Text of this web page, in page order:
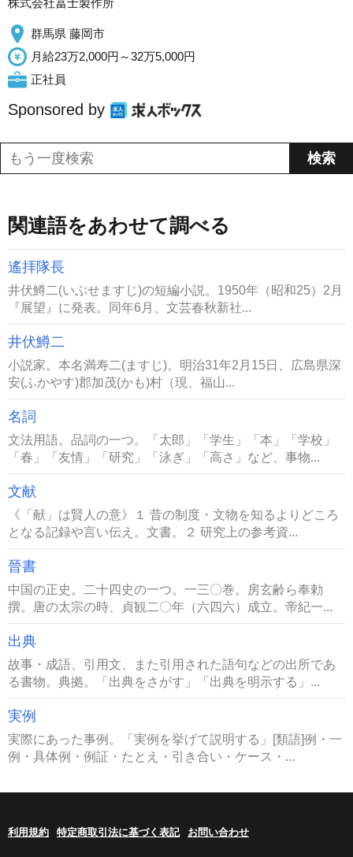
株式会社冨士製作所
群馬県 藤岡市
月給23万2,000円～32万5,000円
正社員
Sponsored by
関連語をあわせて調べる
遙拝隊長
井伏鱒二(いぶせますじ)の短編小説。1950年（昭和25）2月
『展望』に発表。同年6月、文芸春秋新社...
井伏鱒二
小説家。本名満寿二(ますじ)。明治31年2月15日、広島県深
安(ふかやす)郡加茂(かも)村（現、福山...
名詞
文法用語。品詞の一つ。「太郎」「学生」「本」「学校」
「春」「友情」「研究」「泳ぎ」「高さ」など、事物...
文献
《「献」は賢人の意》１ 昔の制度・文物を知るよりどころ
となる記録や言い伝え。文書。２ 研究上の参考資...
晉書
中国の正史。二十四史の一つ。一三〇巻。房玄齢ら奉勅
撰。唐の太宗の時、貞観二〇年（六四六）成立。帝紀一...
出典
故事・成語、引用文、また引用された語句などの出所であ
る書物。典拠。「出典をさがす」「出典を明示する」...
実例
実際にあった事例。「実例を挙げて説明する」[類語]例・一
例・具体例・例証・たとえ・引き合い・ケース・...
利用規約 特定商取引法に基づく表記 お問い合わせ